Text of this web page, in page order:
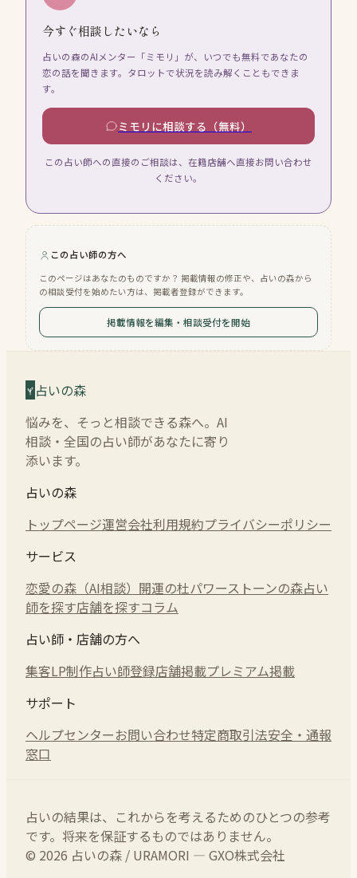
今すぐ相談したいなら
占いの森のAIメンター「ミモリ」が、いつでも無料であなたの
恋の話を聞きます。タロットで状況を読み解くこともできま
す。
ミモリに相談する（無料）
この占い師への直接のご相談は、在籍店舗へ直接お問い合わせ
ください。
この占い師の方へ
このページはあなたのものですか？ 掲載情報の修正や、占いの森から
の相談受付を始めたい方は、掲載者登録ができます。
掲載情報を編集・相談受付を開始
占いの森
悩みを、そっと相談できる森へ。AI
相談・全国の占い師があなたに寄り
添います。
占いの森
トップページ運営会社利用規約プライバシーポリシー
サービス
恋愛の森（AI相談） 開運の杜パワーストーンの森占い
師を探す店舗を探すコラム
占い師・店舗の方へ
集客LP制作占い師登録店舗掲載プレミアム掲載
サポート
ヘルプセンターお問い合わせ特定商取引法安全・通報
窓口
占いの結果は、これからを考えるためのひとつの参考
です。将来を保証するものではありません。
© 2026 占いの森 / URAMORI — GXO株式会社